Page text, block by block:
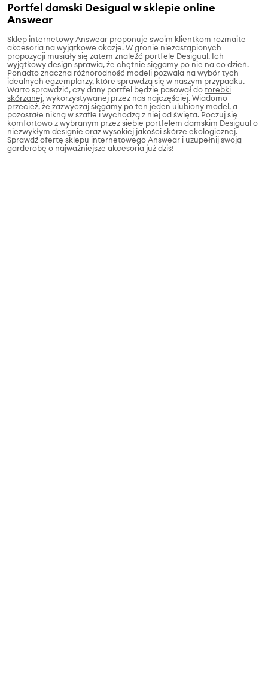
Portfel damski Desigual w sklepie online
Answear
Sklep internetowy Answear proponuje swoim klientkom rozmaite
akcesoria na wyjątkowe okazje. W gronie niezastąpionych
propozycji musiały się zatem znaleźć portfele Desigual. Ich
wyjątkowy design sprawia, że chętnie sięgamy po nie na co dzień.
Ponadto znaczna różnorodność modeli pozwala na wybór tych
idealnych egzemplarzy, które sprawdzą się w naszym przypadku.
Warto sprawdzić, czy dany portfel będzie pasował dotorebki
skórzanej, wykorzystywanej przez nas najczęściej. Wiadomo
przecież, że zazwyczaj sięgamy po ten jeden ulubiony model, a
pozostałe nikną w szafie i wychodzą z niej od święta. Poczuj się
komfortowo z wybranym przez siebie portfelem damskim Desigual o
niezwykłym designie oraz wysokiej jakości skórze ekologicznej.
Sprawdź ofertę sklepu internetowego Answear i uzupełnij swoją
garderobę o najważniejsze akcesoria już dziś!